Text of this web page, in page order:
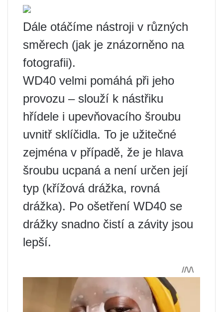
Dále otáčíme nástroji v různých
směrech (jak je znázorněno na
fotografii).
WD40 velmi pomáhá při jeho
provozu – slouží k nástřiku
hřídele i upevňovacího šroubu
uvnitř sklíčidla. To je užitečné
zejména v případě, že je hlava
šroubu ucpaná a není určen její
typ (křížová drážka, rovná
drážka). Po ošetření WD40 se
drážky snadno čistí a závity jsou
lepší.